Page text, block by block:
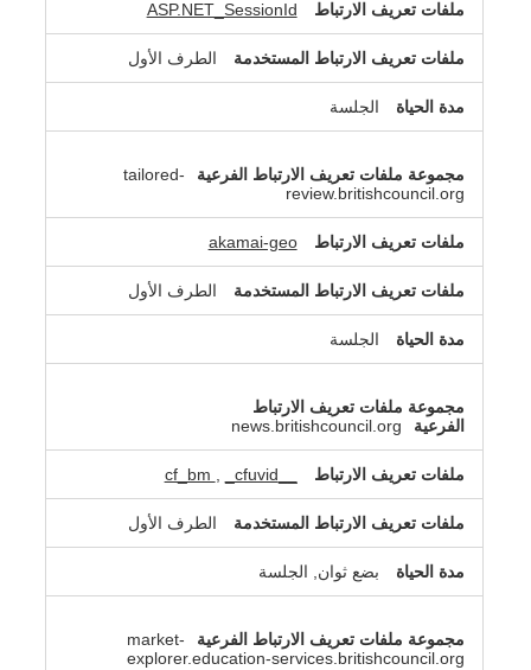
ASP.NET_SessionId
الطرف الأول
الجلسة
tailored-
review.britishcouncil.org
akamai-geo
الطرف الأول
الجلسة
news.britishcouncil.org
_cfuvid
الطرف الأول
بضع ثوان, الجلسة
market-
explorer.education-services.britishcouncil.org